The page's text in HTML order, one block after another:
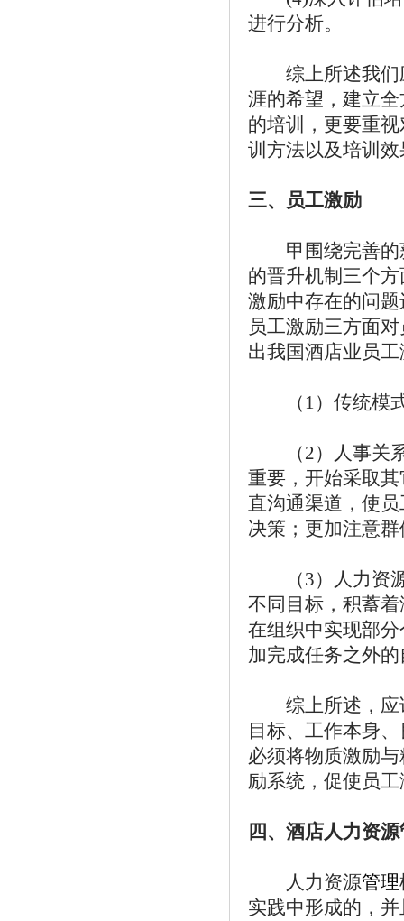
进行分析。
综上所述我们
涯的希望，建立
的培训，更要重
训方法以及培训
三、员工激励
甲围绕完善的
的晋升机制三个
激励中存在的问
员工激励三方面
出我国酒店业员
（1）传统模式
（2）人事关系
重要，开始采取
直沟通渠道，使
决策；更加注意
（3）人力资源
不同目标，积蓄
在组织中实现部
加完成任务之外
综上所述，应
目标、工作本身
必须将物质激励
励系统，促使员
四、酒店人力资
人力资源管理
实践中形成的，